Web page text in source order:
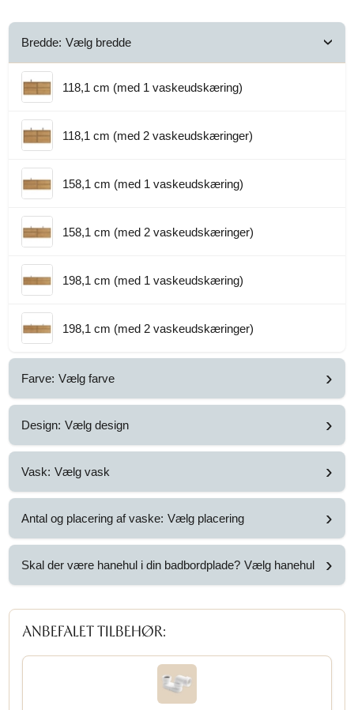
Bredde: Vælg bredde ›
118,1 cm (med 1 vaskeudskæring)
118,1 cm (med 2 vaskeudskæringer)
158,1 cm (med 1 vaskeudskæring)
158,1 cm (med 2 vaskeudskæringer)
198,1 cm (med 1 vaskeudskæring)
198,1 cm (med 2 vaskeudskæringer)
Farve: Vælg farve ›
Design: Vælg design ›
Vask: Vælg vask ›
Antal og placering af vaske: Vælg placering ›
Skal der være hanehul i din badbordplade? Vælg hanehul ›
ANBEFALET TILBEHØR: